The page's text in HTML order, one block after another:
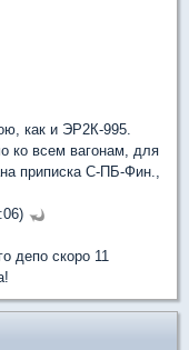
как и ЭР2К-995.
ко всем вагонам, для
приписка С-ПБ-Фин.,
депо скоро 11